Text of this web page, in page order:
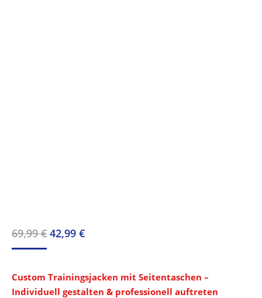
69,99€ Ursprünglicher
69,99 €
42,99 €Aktueller
42,99 €.
Custom Trainingsjacken mit Seitentaschen –
Individuell gestalten & professionell auftreten